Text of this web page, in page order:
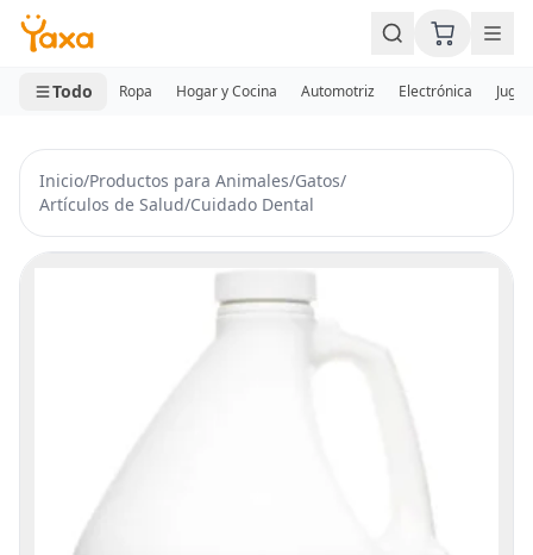
MINI CARRITO
0 productos
Todo Ropa Hogar y Cocina Automotriz Electrónica
Inicio/Productos para Animales/Gatos/
Artículos de Salud/Cuidado Dental